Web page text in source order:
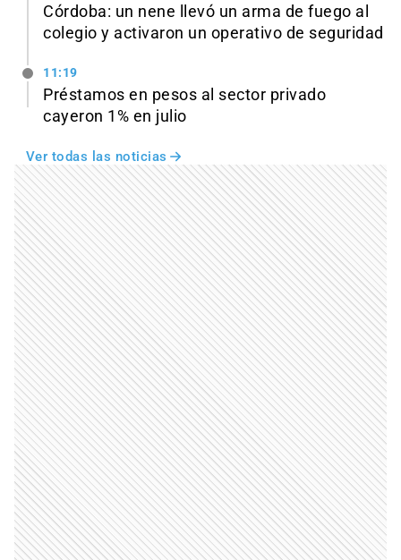
Córdoba: un nene llevó un arma de fuego al
colegio y activaron un operativo de seguridad
11:19
Préstamos en pesos al sector privado
cayeron 1% en julio
Ver todas las noticias